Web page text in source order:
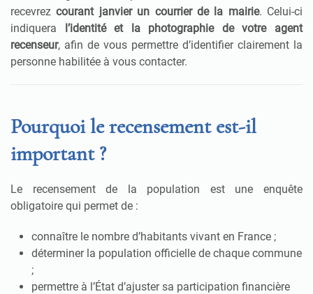
recevrezcourant janvier un courrier de la mairie. Celui-ci
indiquera l’identité et la photographie de votre agent
recenseur, afin de vous permettre d’identifier clairement la
personne habilitée à vous contacter.
Pourquoi le recensement est-il
important ?
Le recensement de la population est une enquête
obligatoire qui permet de :
connaître le nombre d’habitants vivant en France ;
déterminer la population officielle de chaque commune
;
permettre à l’État d’ajuster sa participation financière